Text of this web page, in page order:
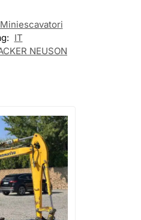
Miniescavatori
IT
NEUSON